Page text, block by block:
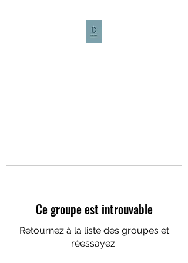
Ce groupe est introuvable
Retournez à la liste des groupes et
réessayez.